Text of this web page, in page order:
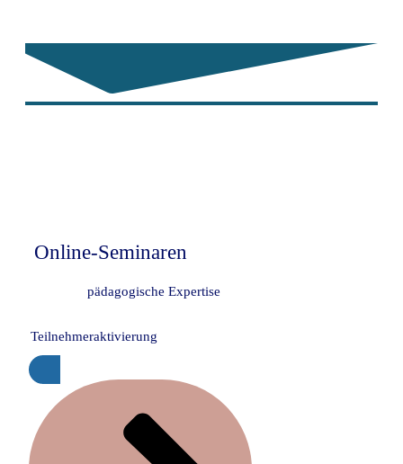
Online-Seminaren
pädagogische Expertise
Teilnehmeraktivierung